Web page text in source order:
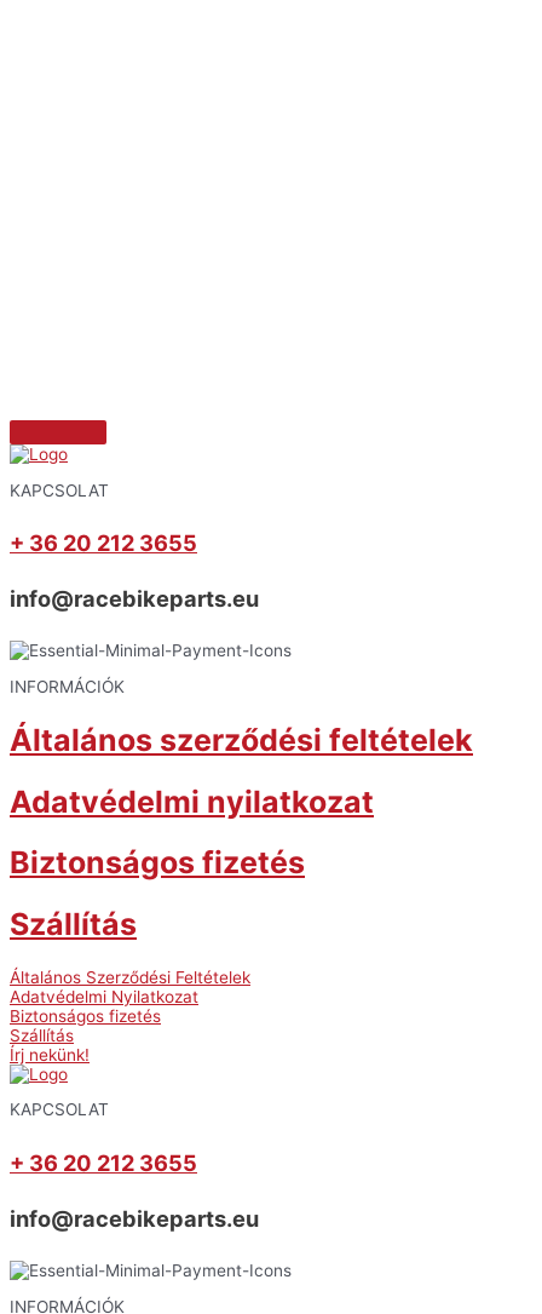
KAPCSOLAT
+ 36 20 212 3655
info@racebikeparts.eu
INFORMÁCIÓK
Általános szerződési feltételek
Adatvédelmi nyilatkozat
Biztonságos fizetés
Szállítás
Általános Szerződési Feltételek
Adatvédelmi Nyilatkozat
Biztonságos fizetés
Szállítás
Írj nekünk!
KAPCSOLAT
+ 36 20 212 3655
info@racebikeparts.eu
INFORMÁCIÓK